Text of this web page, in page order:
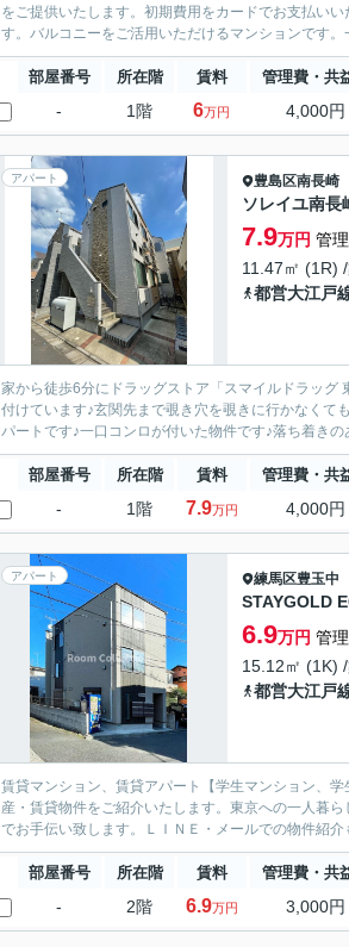
をご提供いたします。初期費用をカードでお支払い
す。バルコニーをご活用いただけるマンションです
部屋番号 所在階 賃料 管理費・共
- 1階 6万円 4,000円
アパート 豊島区南長崎
ソレイユ南長
7.9万円 管
11.47㎡ (1R)
都営大江戸
家から徒歩6分にドラッグストア「スマイルドラッグ
付けています♪玄関先まで覗き穴を覗きに行かなくて
パートです♪一口コンロが付いた物件です♪落ち着き
部屋番号 所在階 賃料 管理費・共
- 1階 7.9万円 4,000円
アパート 練馬区豊玉中
STAYGOLD
6.9万円 管
15.12㎡ (1K)
都営大江戸
賃貸マンション、賃貸アパート【学生マンション、
産・賃貸物件をご紹介いたします。東京への一人暮らしをサポ
部屋番号 所在階 賃料 管理費・共
- 2階 6.9万円 3,000円